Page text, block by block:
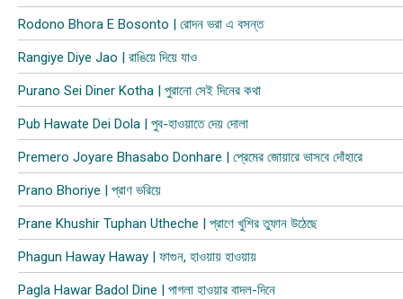
Rodono Bhora E Bosonto | রোদন ভরা এ বসন্ত
Rangiye Diye Jao | রাঙিয়ে দিয়ে যাও
Purano Sei Diner Kotha | পুরানো সেই দিনের কথা
Pub Hawate Dei Dola | পুব​-হাওয়াতে দেয় দোলা
Premero Joyare Bhasabo Donhare | প্রেমের জোয়ারে ভাসবে দোঁহারে
Prano Bhoriye | প্রাণ ভরিয়ে
Prane Khushir Tuphan Utheche | প্রাণে খুশির তুফান উঠেছে
Phagun Haway Haway | ফাগুন, হাওয়ায় হাওয়ায়
Pagla Hawar Badol Dine | পাগলা হাওয়ার বাদল-দিনে